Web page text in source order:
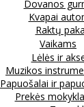
Dovanos
Kvapai
Raktų
Vaikams
Lėlės ir
Muzikos
Papuošalai ir
Prekės